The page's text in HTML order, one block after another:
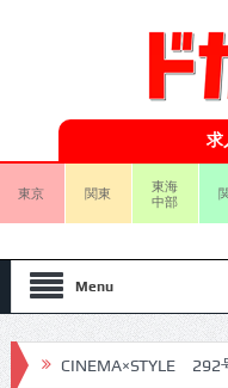
求
東京 関東
東海
中部
Menu
CINEMA×STYLE 292